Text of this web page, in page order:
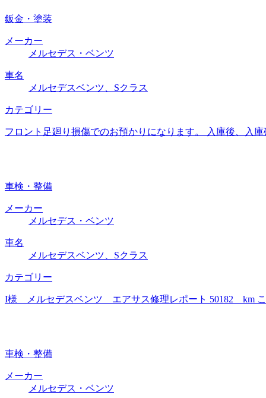
鈑金・塗装
メーカー
メルセデス・ベンツ
車名
メルセデスベンツ、Sクラス
カテゴリー
フロント足廻り損傷でのお預かりになります。 入庫後、入
車検・整備
メーカー
メルセデス・ベンツ
車名
メルセデスベンツ、Sクラス
カテゴリー
I様 メルセデスベンツ エアサス修理レポート 50182 km こ
車検・整備
メーカー
メルセデス・ベンツ